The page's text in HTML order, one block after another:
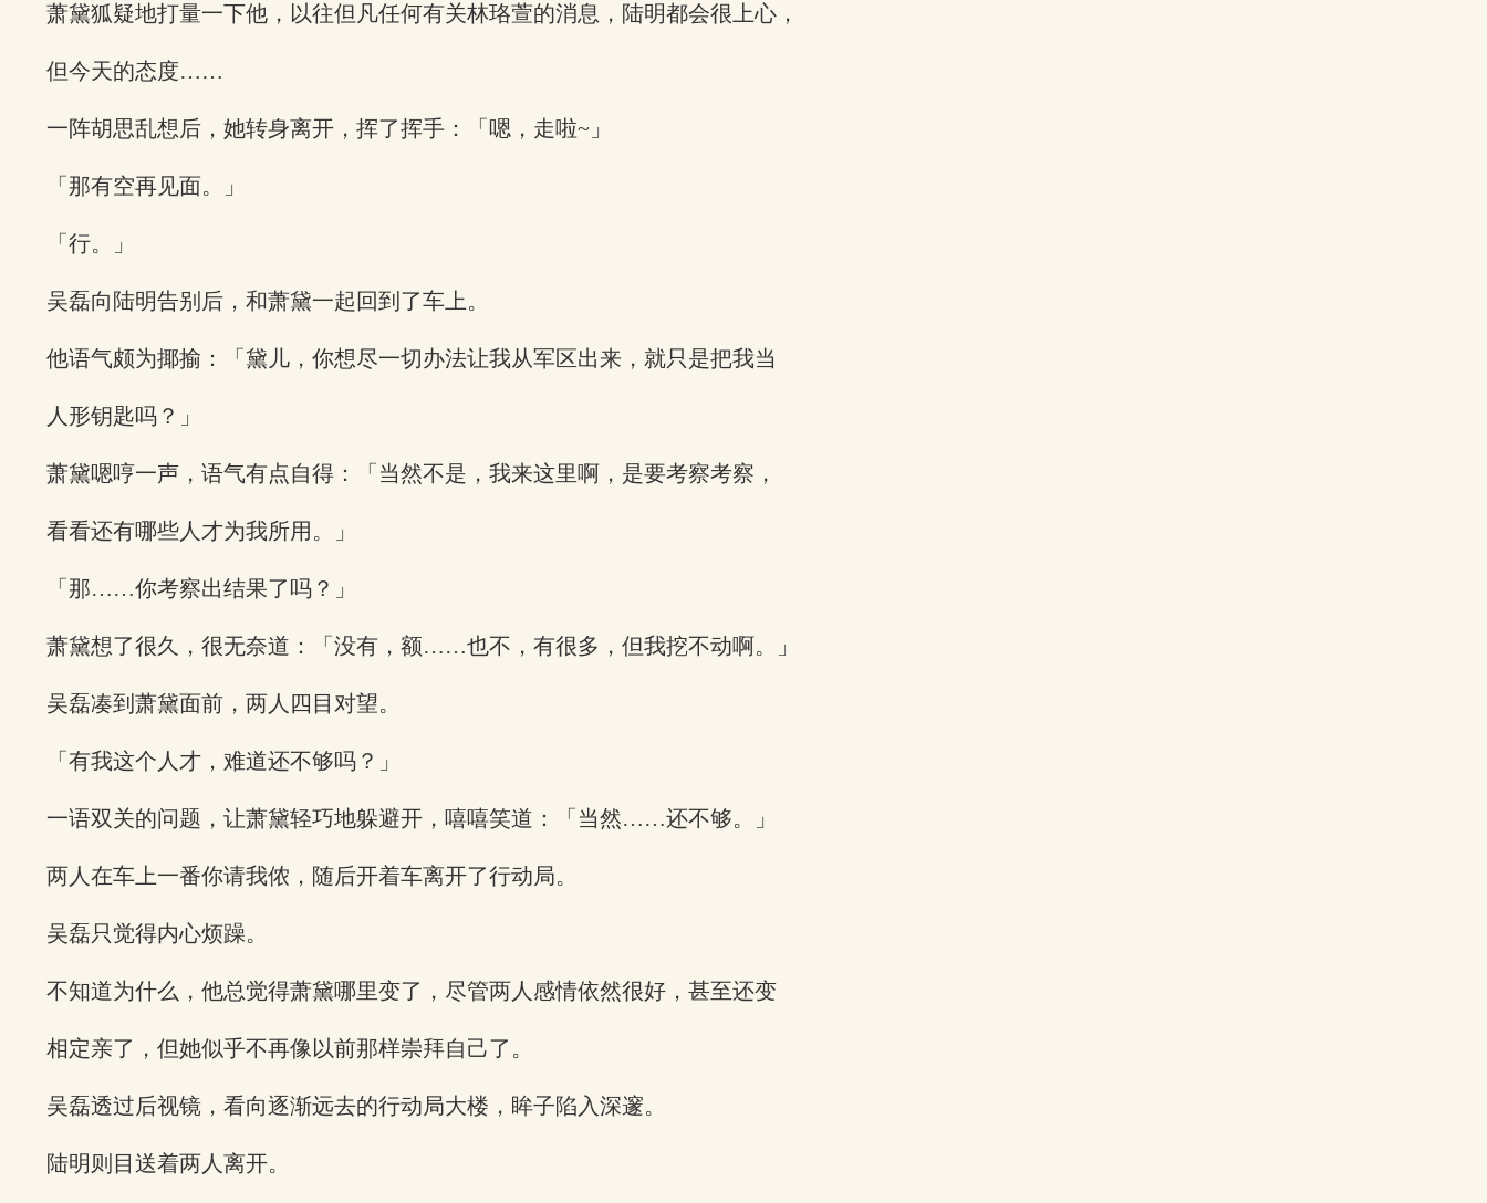
萧黛狐疑地打量一下他，以往但凡任何有关林珞萱的消息，陆明都会很上心，
但今天的态度……
一阵胡思乱想后，她转身离开，挥了挥手：「嗯，走啦~」
「那有空再见面。」
「行。」
吴磊向陆明告别后，和萧黛一起回到了车上。
他语气颇为揶揄：「黛儿，你想尽一切办法让我从军区出来，就只是把我当
人形钥匙吗？」
萧黛嗯哼一声，语气有点自得：「当然不是，我来这里啊，是要考察考察，
看看还有哪些人才为我所用。」
「那……你考察出结果了吗？」
萧黛想了很久，很无奈道：「没有，额……也不，有很多，但我挖不动啊。」
吴磊凑到萧黛面前，两人四目对望。
「有我这个人才，难道还不够吗？」
一语双关的问题，让萧黛轻巧地躲避开，嘻嘻笑道：「当然……还不够。」
两人在车上一番你请我侬，随后开着车离开了行动局。
吴磊只觉得内心烦躁。
不知道为什么，他总觉得萧黛哪里变了，尽管两人感情依然很好，甚至还变
相定亲了，但她似乎不再像以前那样崇拜自己了。
吴磊透过后视镜，看向逐渐远去的行动局大楼，眸子陷入深邃。
陆明则目送着两人离开。